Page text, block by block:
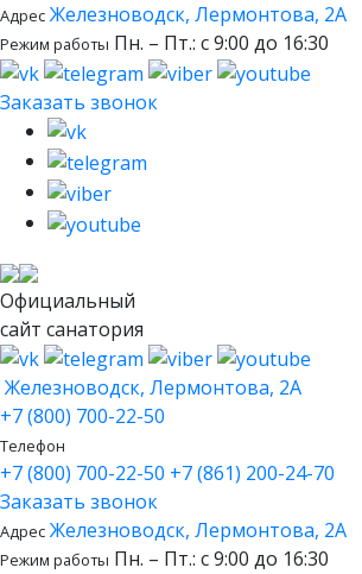
Адрес Железноводск, Лермонтова, 2А
Режим работы Пн. – Пт.: с 9:00 до 16:30
Заказать звонок
Официальный
сайт санатория
Железноводск, Лермонтова, 2А
+7 (800) 700-22-50
Телефон
+7 (800) 700-22-50 +7 (861) 200-24-70
Заказать звонок
Адрес Железноводск, Лермонтова, 2А
Режим работы Пн. – Пт.: с 9:00 до 16:30